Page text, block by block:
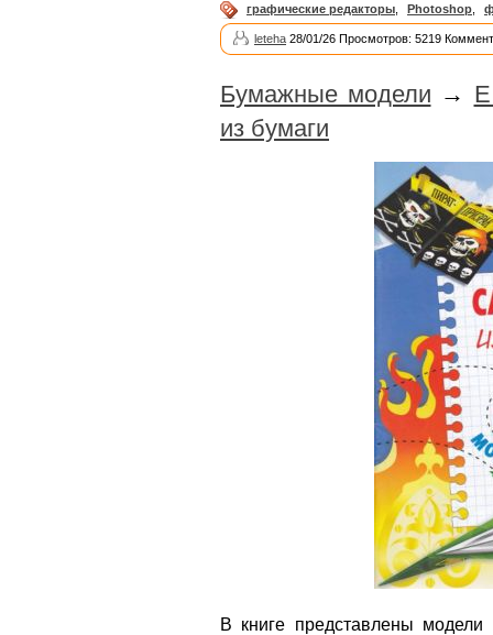
графические редакторы Photoshop
leteha 28/01/26 Просмотров: 5219
Бумажные модели →
из бумаги
В книге представлены